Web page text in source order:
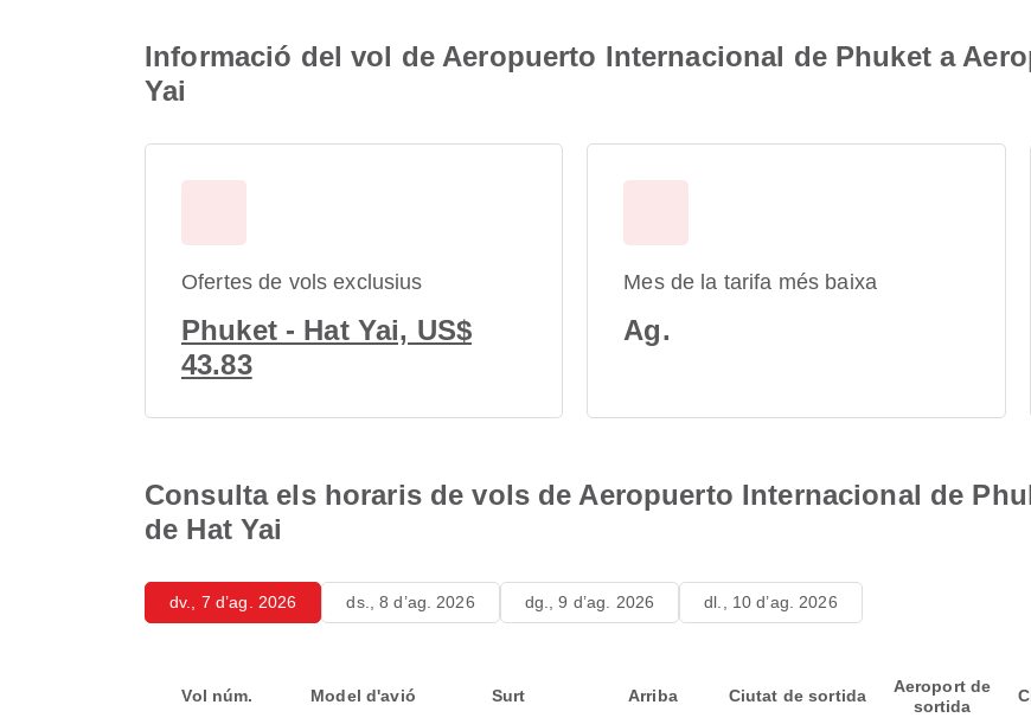
Informació del vol de Aeropuerto Internacional de Phuket a
Yai
Ofertes de vols exclusius
Phuket - Hat Yai, US$
43.83
Mes de la tarifa més baixa
Ag.
Consulta els horaris de vols de Aeropuerto Internacional de
de Hat Yai
dv., 7 d’ag. 2026 ds., 8 d’ag. 2026 dg., 9 d’ag. 2026 dl., 10 d’ag. 2026
Vol núm. Model d'avió Surt Arriba Ciutat de sortida
Aeroport de
sortida